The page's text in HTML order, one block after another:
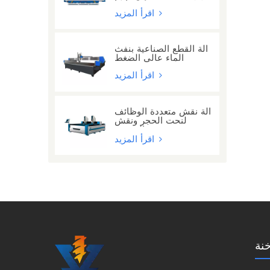
آلة القطع الصناعية بنفث
الماء عالي الضغط
آلة نقش متعددة الوظائف
لنحت الحجر ونقش
الحروف